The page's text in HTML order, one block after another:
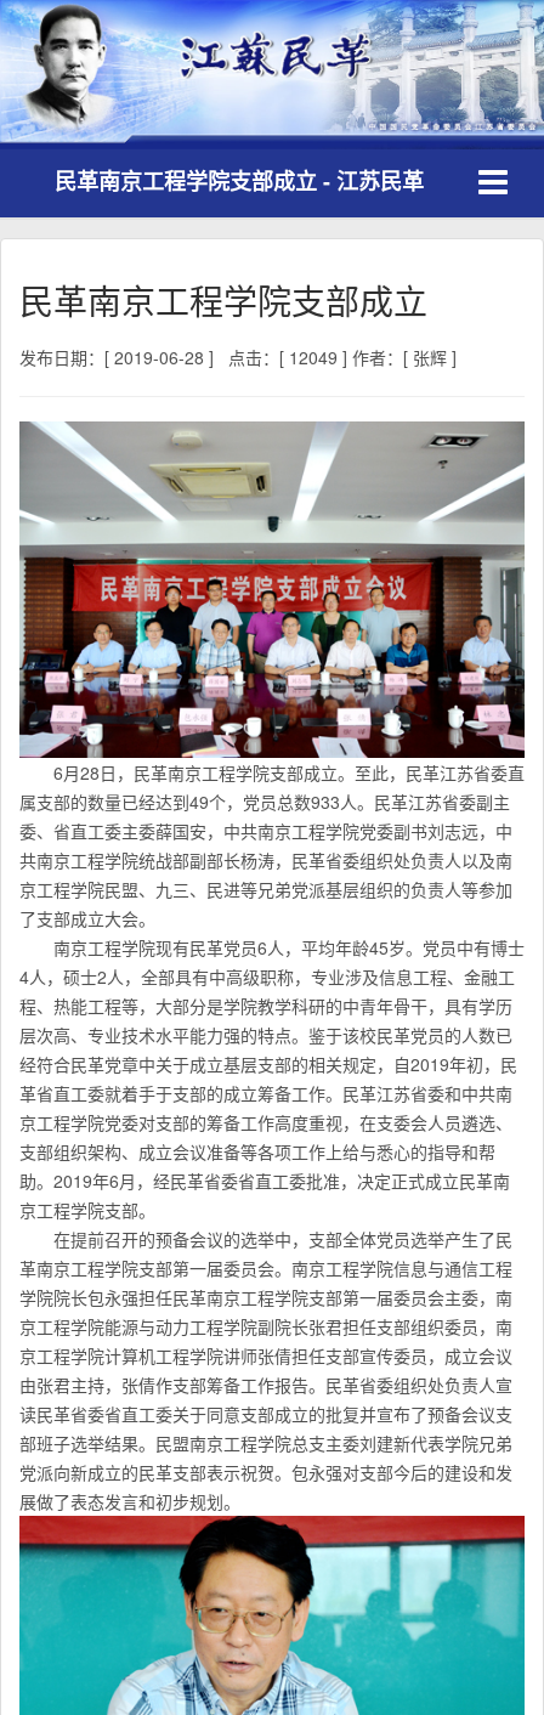
民革南京工程学院支部成立 - 江苏民革
民革南京工程学院支部成立
发布日期：[ 2019-06-28 ] 点击：[ 12049 ] 作者：[ 张辉 ]
6月28日，民革南京工程学院支部成立。至此，民革江苏省委直
属支部的数量已经达到49个，党员总数933人。民革江苏省委副主
委、省直工委主委薛国安，中共南京工程学院党委副书刘志远，中
共南京工程学院统战部副部长杨涛，民革省委组织处负责人以及南
京工程学院民盟、九三、民进等兄弟党派基层组织的负责人等参加
了支部成立大会。
南京工程学院现有民革党员6人，平均年龄45岁。党员中有博士
4人，硕士2人，全部具有中高级职称，专业涉及信息工程、金融工
程、热能工程等，大部分是学院教学科研的中青年骨干，具有学历
层次高、专业技术水平能力强的特点。鉴于该校民革党员的人数已
经符合民革党章中关于成立基层支部的相关规定，自2019年初，民
革省直工委就着手于支部的成立筹备工作。民革江苏省委和中共南
京工程学院党委对支部的筹备工作高度重视，在支委会人员遴选、
支部组织架构、成立会议准备等各项工作上给与悉心的指导和帮
助。2019年6月，经民革省委省直工委批准，决定正式成立民革南
京工程学院支部。
在提前召开的预备会议的选举中，支部全体党员选举产生了民
革南京工程学院支部第一届委员会。南京工程学院信息与通信工程
学院院长包永强担任民革南京工程学院支部第一届委员会主委， 南
京工程学院能源与动力工程学院副院长张君担任支部组织委员， 南
京工程学院计算机工程学院讲师张倩担任支部宣传委员， 成立会议
由张君主持，张倩作支部筹备工作报告。 民革省委组织处负责人宣
读民革省委省直工委关于同意支部成立的批复并宣布了预备会议支
部班子选举结果。民盟南京工程学院总支主委刘建新代表学院兄弟
党派向新成立的民革支部表示祝贺。包永强对支部今后的建设和发
展做了表态发言和初步规划。